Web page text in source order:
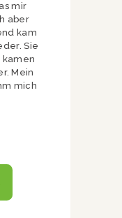
mir
aber
kam
Sie
kamen
Mein
mich